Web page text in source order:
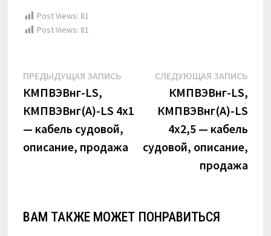
Post Views: 81
Post Views: 81
Навигация
по
записям
ПРЕДЫДУЩАЯ ЗАПИСЬ Предыдущая
КМПВЭВнг-LS,
КМПВЭВнг(А)-LS 4х1
— кабель судовой,
описание, продажа
СЛЕДУЮЩАЯ ЗАПИСЬ
КМПВЭВнг-LS,
КМПВЭВнг(А)-LS
4х2,5 — кабель
судовой, описание,
продажа
ВАМ ТАКЖЕ МОЖЕТ ПОНРАВИТЬСЯ